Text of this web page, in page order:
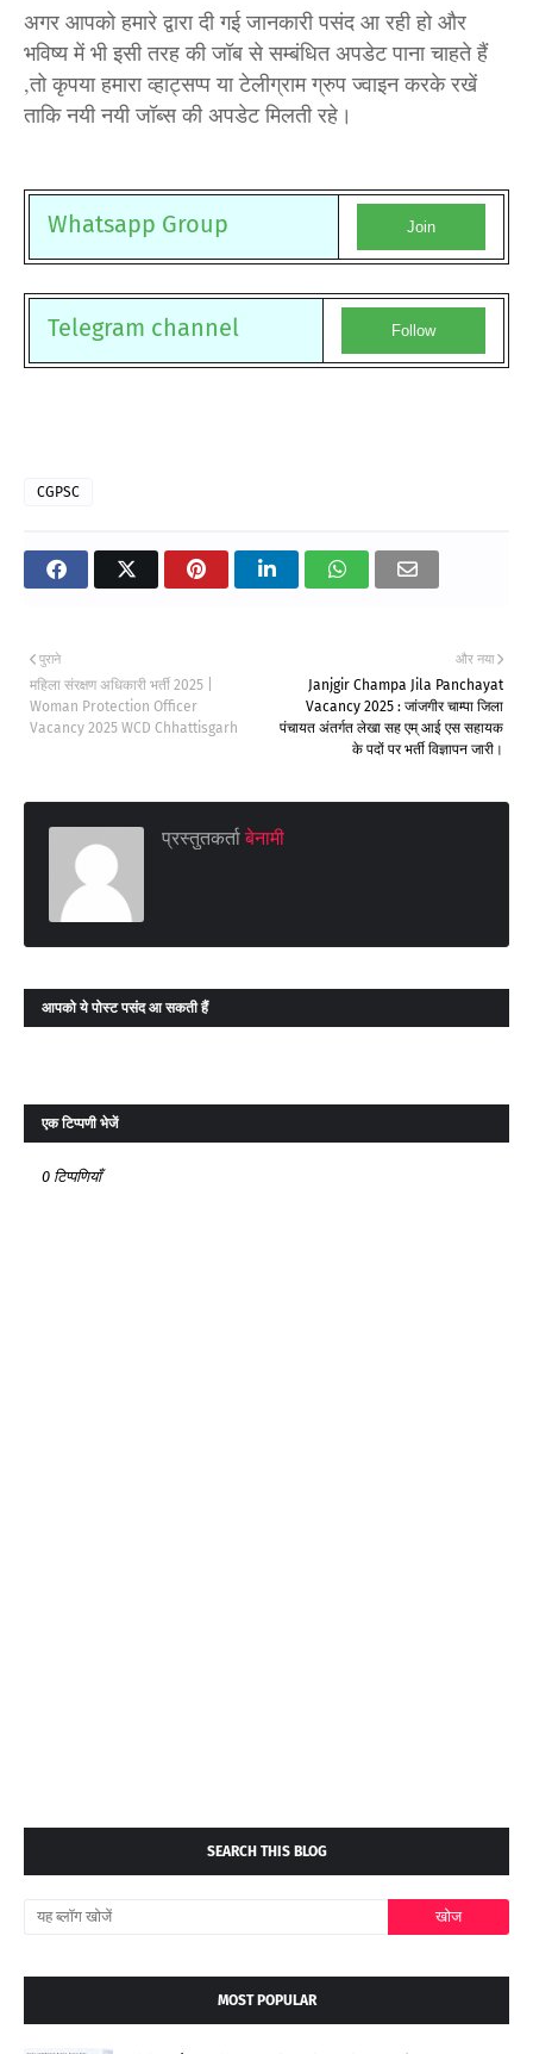
अगर आपको हमारे द्वारा दी गई जानकारी पसंद आ रही हो और
भविष्य में भी इसी तरह की जॉब से सम्बंधित अपडेट पाना चाहते हैं
,तो कृपया हमारा व्हाट्सप्प या टेलीग्राम ग्रुप ज्वाइन करके रखें
ताकि नयी नयी जॉब्स की अपडेट मिलती रहे।
Whatsapp Group Join
Telegram channel Follow
CGPSC
और नया
Janjgir Champa Jila Panchayat
Vacancy 2025 : जांजगीर चाम्पा जिला
पंचायत अंतर्गत लेखा सह एम् आई एस सहायक
के पदों पर भर्ती विज्ञापन जारी।
पुराने
महिला संरक्षण अधिकारी भर्ती 2025 |
Woman Protection Officer
Vacancy 2025 WCD Chhattisgarh
प्रस्तुतकर्ताबेनामी
आपको ये पोस्ट पसंद आ सकती हैं
एक टिप्पणी भेजें
0 टिप्पणियाँ
SEARCH THIS BLOG
MOST POPULAR